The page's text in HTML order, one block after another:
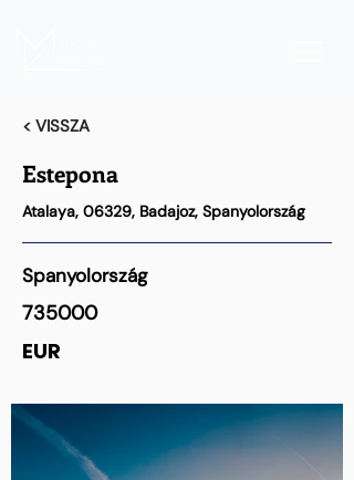
< VISSZA
Estepona
Atalaya, 06329, Badajoz, Spanyolország
Spanyolország
735000
EUR